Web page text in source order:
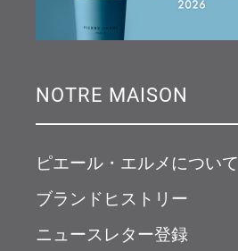
NOTRE MAISON
ピエール・エルメについて
ブランドヒストリー
ニュースレター登録